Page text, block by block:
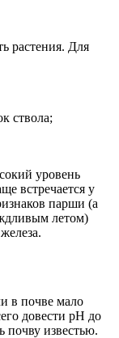
растения. Для
ствола;
уровень
встречается у
парши (а
летом)
в почве мало
довести pH до
почву известью.